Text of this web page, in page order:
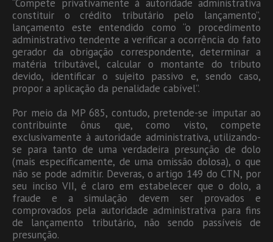
“Compete privativamente à autoridade administrativa
constituir o crédito tributário pelo lançamento”,
lançamento este entendido como “o procedimento
administrativo tendente a verificar a ocorrência do fato
gerador da obrigação correspondente, determinar a
matéria tributável, calcular o montante do tributo
devido, identificar o sujeito passivo e, sendo caso,
propor a aplicação da penalidade cabível”.
Por meio da MP 685, contudo, pretende-se imputar ao
contribuinte ônus que, como visto, compete
exclusivamente à autoridade administrativa, utilizando-
se para tanto de uma verdadeira presunção de dolo
(mais especificamente, de uma omissão dolosa), o que
não se pode admitir. Deveras, o artigo 149 do CTN, por
seu inciso VII, é claro em estabelecer que o dolo, a
fraude e a simulação devem ser provados e
comprovados pela autoridade administrativa para fins
de lançamento tributário, não sendo passíveis de
presunção.